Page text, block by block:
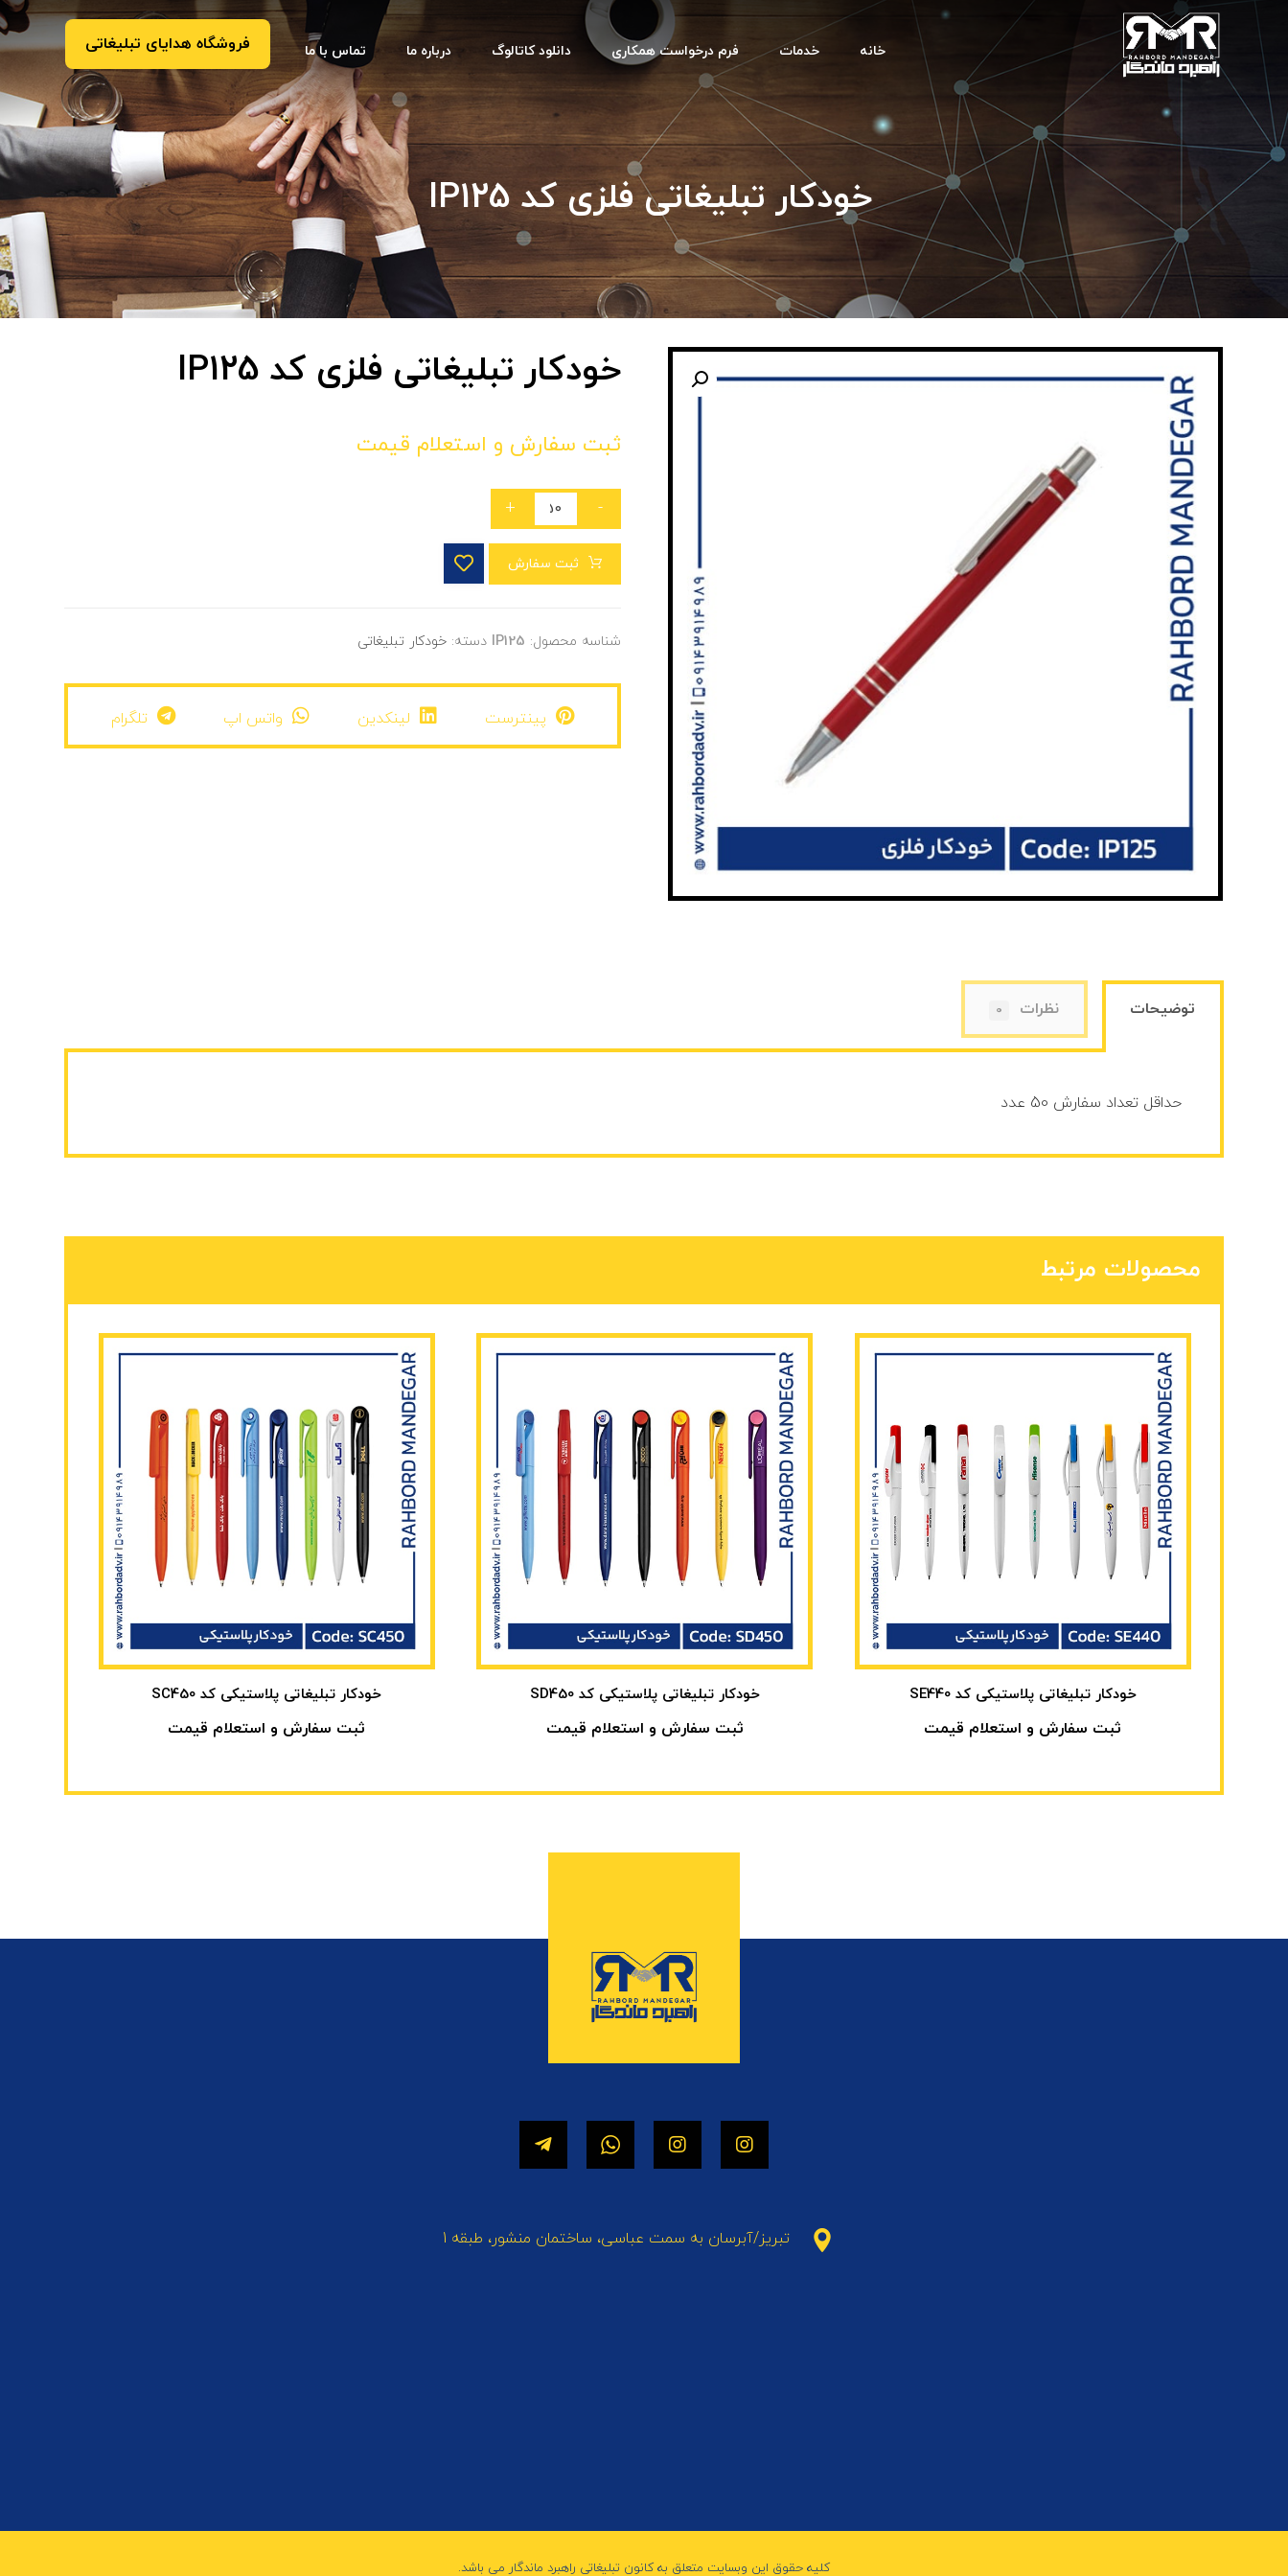
فروشگاه هدایای تبلیغاتی خانه خدمات فرم درخواست همکاری دانلود کاتالوگ درباره ما تماس با ما
خودکار تبلیغاتی فلزی کد IP125
خودکار تبلیغاتی فلزی کد IP125
ثبت سفارش و استعلام قیمت
-
+
ثبت سفارش
شناسه محصول: IP125 دسته:خودکار تبلیغاتی
پینترست لینکدین واتس اپ تلگرام
توضیحات نظرات 0
حداقل تعداد سفارش 50 عدد
محصولات مرتبط
خودکار تبلیغاتی پلاستیکی کد SE440
ثبت سفارش و استعلام قیمت
خودکار تبلیغاتی پلاستیکی کد SD450
ثبت سفارش و استعلام قیمت
خودکار تبلیغاتی پلاستیکی کد SC450
ثبت سفارش و استعلام قیمت
تبریز/آبرسان به سمت عباسی، ساختمان منشور، طبقه 1
کلیه حقوق این وبسایت متعلق به کانون تبلیغاتی راهبرد ماندگار می باشد.